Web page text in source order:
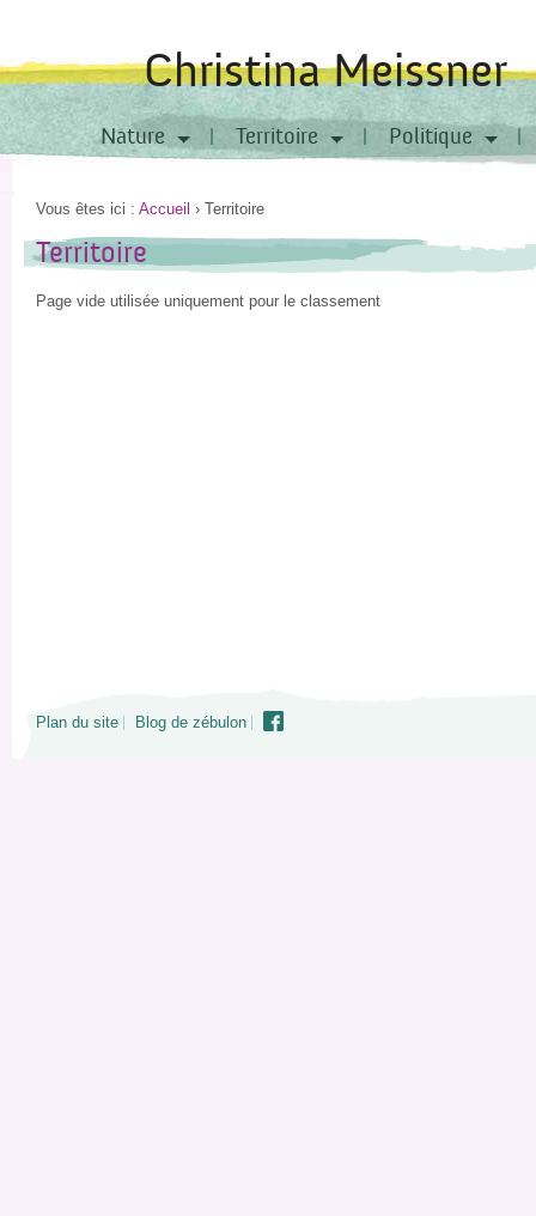
Christina Meissner
Nature Territoire Politique
Vous êtes ici : Accueil › Territoire
Territoire
Page vide utilisée uniquement pour le classement
Plan du site Blog de zébulon